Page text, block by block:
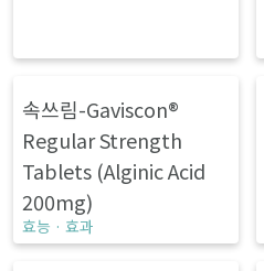
속쓰림-Gaviscon®
Regular Strength
Tablets (Alginic Acid
200mg)
효능 · 효과